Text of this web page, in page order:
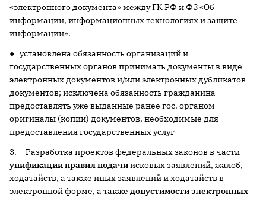
«электронного документа» между ГК РФ и ФЗ «Об
информации, информационных технологиях и защите
информации».
● установлена обязанность организаций и
государственных органов принимать документы в виде
электронных документов и/или электронных дубликатов
документов; исключена обязанность гражданина
предоставлять уже выданные ранее гос. органом
оригиналы (копии) документов, необходимые для
предоставления государственных услуг
3. Разработка проектов федеральных законов в части
унификации правил подачиисковых заявлений, жалоб,
ходатайств, а также иных заявлений и ходатайств в
электронной форме, а также допустимости электронных